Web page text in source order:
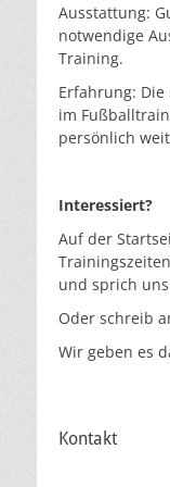
Ausstattung:
notwendige
Training.
Erfahrung:
im
persönlich
Interessiert?
Auf der
und sprich
Oder schreib
Wir geben es
Kontakt